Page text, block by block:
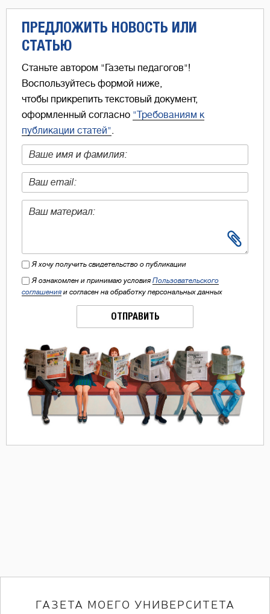
ПРЕДЛОЖИТЬ НОВОСТЬ ИЛИ
СТАТЬЮ
Станьте автором "Газеты педагогов"!
Воспользуйтесь формой ниже,
чтобы прикрепить текстовый документ,
оформленный согласно "Требованиям к
публикации статей".
Я хочу получить свидетельство о публикации
Я ознакомлен и принимаю условия Пользовательского
соглашения и согласен на обработку персональных данных
ОТПРАВИТЬ
ГАЗЕТА МОЕГО УНИВЕРСИТЕТА